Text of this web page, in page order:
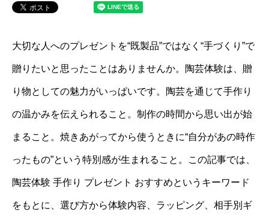
大切な人へのプレゼントを“既製品”ではなく“手づくり”で
贈りたいと思ったことはありませんか。陶芸体験は、贈
り物としての魅力がいっぱいです。陶芸を通じて手作り
の温かみを伝えられること。制作の時間から思い出が始
まること。焼きあがってから使うときに“自分があの時作
ったもの”という特別感が生まれること。この記事では、
陶芸体験 手作り プレゼント おすすめというキーワード
をもとに、選び方から体験内容、ラッピング、相手別ギ